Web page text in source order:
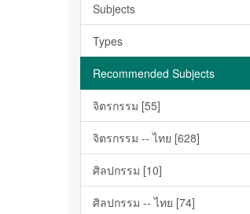
Subjects
Types
Recommended Subjects
จิตรกรรม [55]
จิตรกรรม -- ไทย [628]
ศิลปกรรม [10]
ศิลปกรรม -- ไทย [74]